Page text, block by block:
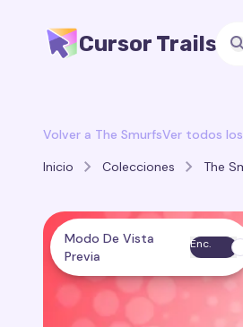
Cursor Trails
Volver a The SmurfsVer todos
Inicio
Colecciones The
Modo De Vista
Previa
Enc.